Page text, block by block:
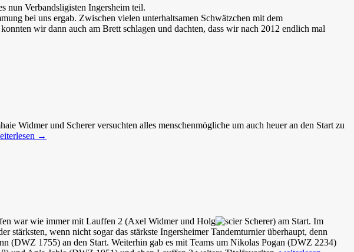
nun Verbandsligisten Ingersheim teil.
bei uns ergab. Zwischen vielen unterhaltsamen Schwätzchen mit dem
wir dann auch am Brett schlagen und dachten, dass wir nach 2012 endlich mal
Widmer und Scherer versuchten alles menschenmögliche um auch heuer an den Start zu
→
war wie immer mit Lauffen 2 (Axel Widmer und Holg
er Scherer) am Start. Im
wenn nicht sogar das stärkste Ingersheimer Tandemturnier überhaupt, denn
(DWZ 1755) an den Start. Weiterhin gab es mit Teams um Nikolas Pogan (DWZ 2234)